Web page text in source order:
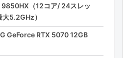
（12コア/ 24スレッ
5.2GHz）
GeForce RTX 5070 12GB